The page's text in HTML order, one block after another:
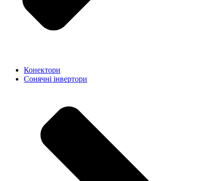
Конектори
Сонячні інвертори